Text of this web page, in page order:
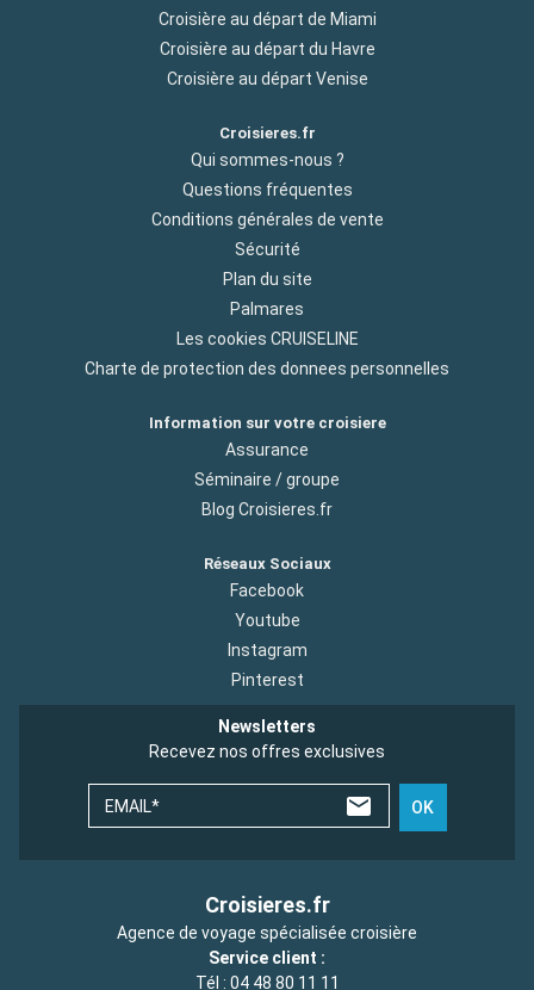
Croisière au départ de Miami
Croisière au départ du Havre
Croisière au départ Venise
Croisieres.fr
Qui sommes-nous ?
Questions fréquentes
Conditions générales de vente
Sécurité
Plan du site
Palmares
Les cookies CRUISELINE
Charte de protection des donnees personnelles
Information sur votre croisiere
Assurance
Séminaire / groupe
Blog Croisieres.fr
Réseaux Sociaux
Facebook
Youtube
Instagram
Pinterest
Newsletters
Recevez nos offres exclusives
EMAIL* OK
Croisieres.fr
Agence de voyage spécialisée croisière
Service client :
Tél : 04 48 80 11 11